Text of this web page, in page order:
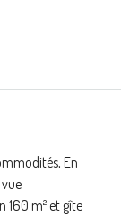
En
160 m² et gîte